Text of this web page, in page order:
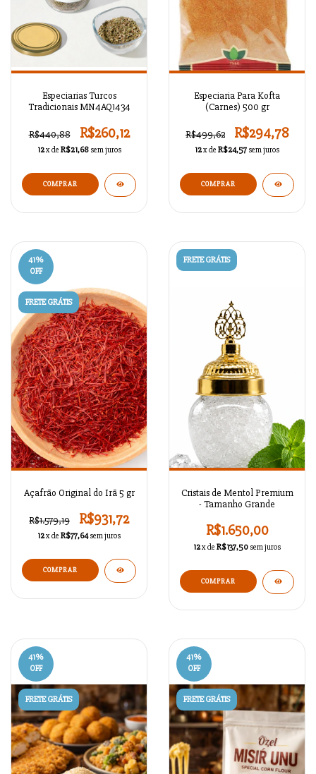
Especiarias Turcos
Tradicionais MN4AQ1434
R$440,88 R$260,12
12x de R$21,68 sem juros
COMPRAR
Especiaria Para Kofta
(Carnes) 500 gr
R$499,62 R$294,78
12x de R$24,57 sem juros
41%
OFF
FRETE GRÁTIS
Açafrão Original do Irã 5 gr
R$1.579,19 R$931,72
12x de R$77,64 sem juros
FRETE GRÁTIS
Cristais de Mentol Premium
- Tamanho Grande
R$1.650,00
12x de R$137,50 sem juros
COMPRAR
41%
OFF
FRETE GRÁTIS
41%
OFF
FRETE GRÁTIS